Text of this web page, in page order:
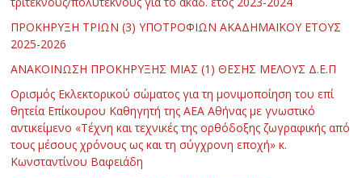
ΠΡΟΚΗΡΥΞΗ ΤΡΙΩΝ (3) ΥΠΟΤΡΟΦΙΩΝ ΑΚΑΔΗΜΑΪΚΟΥ ΕΤΟΥΣ
2025-2026
ΑΝΑΚΟΙΝΩΣΗ ΠΡΟΚΗΡΥΞΗΣ ΜΙΑΣ (1) ΘΕΣΗΣ ΜΕΛΟΥΣ Δ.Ε.Π
Ορισμός Εκλεκτορικού σώματος για τη μονιμοποίηση του επί
θητεία Επίκουρου Καθηγητή της ΑΕΑ Αθήνας με γνωστικό
αντικείμενο «Τέχνη και τεχνικές της ορθόδοξης ζωγραφικής από
τους μέσους χρόνους ως και τη σύγχρονη εποχή» κ.
Κωνσταντίνου Βαφειάδη